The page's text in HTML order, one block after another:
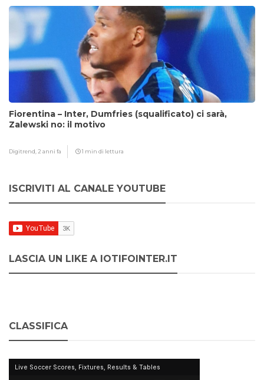
Fiorentina – Inter, Dumfries (squalificato) ci sarà,
Zalewski no: il motivo
Digitrend, 2 anni fa 1 min di lettura
ISCRIVITI AL CANALE YOUTUBE
LASCIA UN LIKE A IOTIFOINTER.IT
CLASSIFICA